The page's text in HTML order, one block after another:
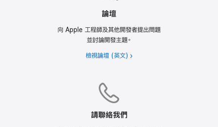
述的頻率程度，然後按「下一步」。
若要編輯 App 在南韓的年齡分級，請前往側邊欄中的
「App 資訊」，選取「南韓」旁邊的「覆蓋」以更新你的選擇，
論壇
向 Apple 工程師及其他開發者提出問題
並討論開發主題。
檢視論壇
請聯絡我們